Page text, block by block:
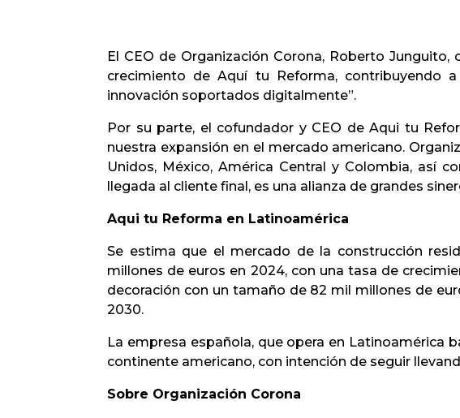
El CEO de Organización Corona, Roberto
crecimiento de Aquí tu Reforma, contribuyendo
innovación soportados digitalmente”.
Por su parte, el cofundador y CEO de Aqui tu
nuestra expansión en el mercado americano.
Unidos, México, América Central y Colombia, así
llegada al cliente final, es una alianza de grandes
Aqui tu Reforma en Latinoamérica
Se estima que el mercado de la construcción
millones de euros en 2024, con una tasa de
decoración con un tamaño de 82 mil millones de
2030.
La empresa española, que opera en Latinoamérica
continente americano, con intención de seguir
Sobre Organización Corona